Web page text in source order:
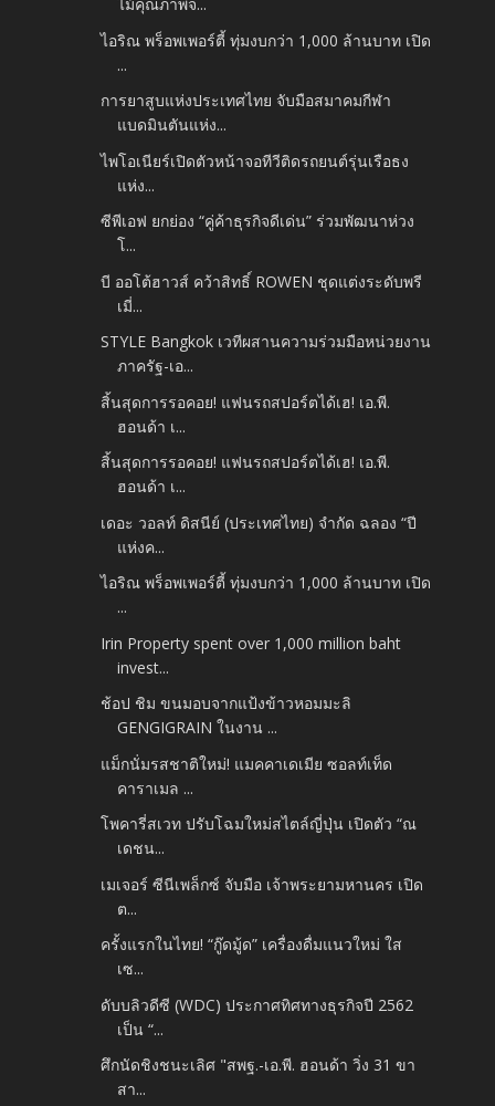
ไอริณ พร็อพเพอร์ตี้ ทุ่มงบกว่า 1,000 ล้านบาท เปิด
...
การยาสูบแห่งประเทศไทย จับมือสมาคมกีฬา
แบดมินตันแห่ง...
ไพโอเนียร์เปิดตัวหน้าจอทีวีติดรถยนต์รุ่นเรือธง
แห่ง...
ซีพีเอฟ ยกย่อง “คู่ค้าธุรกิจดีเด่น” ร่วมพัฒนาห่วง
โ...
บี ออโต้ฮาวส์ คว้าสิทธิ์ ROWEN ชุดแต่งระดับพรี
เมี่...
STYLE Bangkok เวทีผสานความร่วมมือหน่วยงาน
ภาครัฐ-เอ...
สิ้นสุดการรอคอย! แฟนรถสปอร์ตได้เฮ! เอ.พี.
ฮอนด้า เ...
สิ้นสุดการรอคอย! แฟนรถสปอร์ตได้เฮ! เอ.พี.
ฮอนด้า เ...
เดอะ วอลท์ ดิสนีย์ (ประเทศไทย) จำกัด ฉลอง “ปี
แห่งค...
ไอริณ พร็อพเพอร์ตี้ ทุ่มงบกว่า 1,000 ล้านบาท เปิด
...
Irin Property spent over 1,000 million baht
invest...
ช้อป ชิม ขนมอบจากแป้งข้าวหอมมะลิ
GENGIGRAIN ในงาน ...
แม็กนั่มรสชาติใหม่! แมคคาเดเมีย ซอลท์เท็ด
คาราเมล ...
โพคารี่สเวท ปรับโฉมใหม่สไตล์ญี่ปุ่น เปิดตัว “ณ
เดชน...
เมเจอร์ ซีนีเพล็กซ์ จับมือ เจ้าพระยามหานคร เปิด
ต...
ครั้งแรกในไทย! “กู๊ดมู้ด” เครื่องดื่มแนวใหม่ ใส
เซ...
ดับบลิวดีซี (WDC) ประกาศทิศทางธุรกิจปี 2562
เป็น “...
ศึกนัดชิงชนะเลิศ "สพฐ.-เอ.พี. ฮอนด้า วิ่ง 31 ขา
สา...